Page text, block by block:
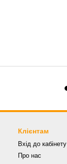
Клієнтам
Вхід до кабінету
Про нас